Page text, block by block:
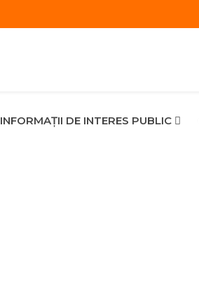
INFORMAŢII DE INTERES PUBLIC